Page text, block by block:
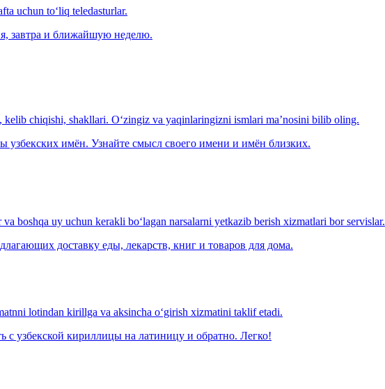
uchun to‘liq teledasturlar.
завтра и ближайшую неделю.
kelib chiqishi, shakllari. O‘zingiz va yaqinlaringizni ismlari ma’nosini bilib oling.
имён. Узнайте смысл своего имени и имён близких.
boshqa uy uchun kerakli bo‘lagan narsalarni yetkazib berish xizmatlari bor servislar.
доставку еды, лекарств, книг и товаров для дома.
lotindan kirillga va aksincha o‘girish xizmatini taklif etadi.
узбекской кириллицы на латиницу и обратно. Легко!